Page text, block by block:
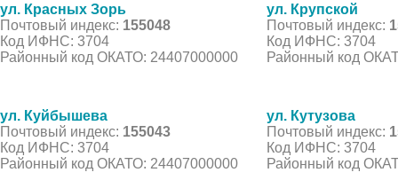
ул. Красных Зорь
Почтовый индекс: 155048
Код ИФНС: 3704
Районный код ОКАТО: 24407000000
ул. Крупской
Почтовый индекс:
Код ИФНС: 3704
Районный код
ул. Куйбышева
Почтовый индекс: 155043
Код ИФНС: 3704
Районный код ОКАТО: 24407000000
ул. Кутузова
Почтовый индекс:
Код ИФНС: 3704
Районный код